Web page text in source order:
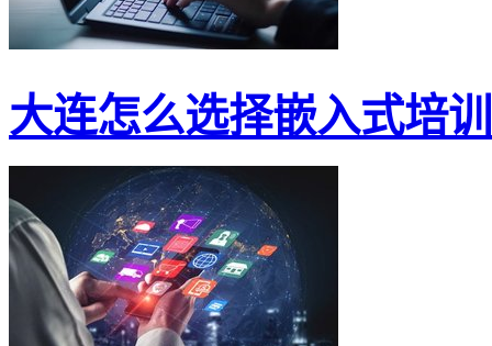
大连怎么选择嵌入式培